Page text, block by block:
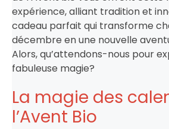
expérience, alliant tradition et
cadeau parfait qui transforme
décembre en une nouvelle
Alors, qu’attendons-nous pour
fabuleuse magie?
La magie des
l’Avent Bio